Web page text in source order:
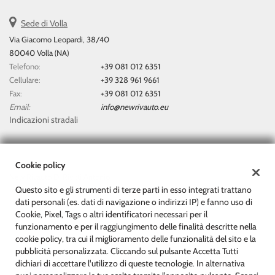
Sede di Volla
Via Giacomo Leopardi, 38/40
80040 Volla (NA)
Telefono:
+39 081 012 6351
Cellulare:
+39 328 961 9661
Fax:
+39 081 012 6351
Email:
info@newrivauto.eu
Indicazioni stradali
Dati fiscali:
Via Giacomo Leopardi, 38/40, Volla (NA)
C.F/P.IVA:07153511212
Registro delle imprese:NA
Cookie policy
Questo sito e gli strumenti di terze parti in esso integrati trattano
dati personali (es. dati di navigazione o indirizzi IP) e fanno uso di
Cookie, Pixel, Tags o altri identificatori necessari per il
funzionamento e per il raggiungimento delle finalità descritte nella
cookie policy, tra cui il miglioramento delle funzionalità del sito e la
pubblicità personalizzata. Cliccando sul pulsante Accetta Tutti
dichiari di accettare l'utilizzo di queste tecnologie. In alternativa
strumenti
di
tracciamento
si
rimanda
alla
cookie
policy.
Puoi
rivedere
e
modificare
le
scelte
in
qualsiasi
momento.